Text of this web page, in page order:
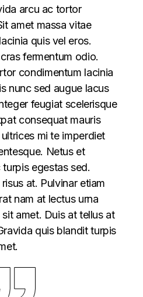
arcu ac tortor
amet massa vitae
quis vel eros.
fermentum odio.
condimentum lacinia
nunc sed augue lacus
feugiat scelerisque
consequat mauris
mi te imperdiet
Netus et
egestas sed.
at. Pulvinar etiam
nam at lectus urna
amet. Duis at tellus at
quis blandit turpis